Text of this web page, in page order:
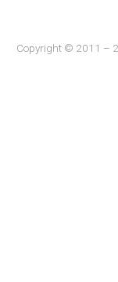
Copyright © 2011 –